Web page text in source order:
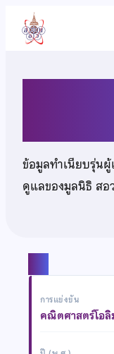
เนื้อหา
ข้อมูลทำเนียบรุ่นผู้
ดูแลของมูลนิธิ สอ
การแข่งขัน
คณิตศาสตร์โอลิ